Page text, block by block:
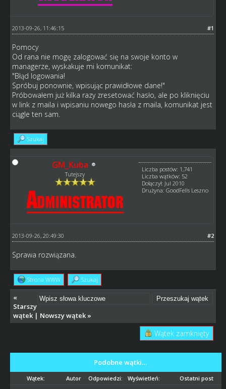
#1
2013-09-26, 11:46:15
Pomocy
Od rana nie mogę zalogować się na swoje konto w
managerze, wyskakuje mi komunikat:
"Błąd logowania!
Spróbuj ponownie, wpisując prawidłowe dane!"
Próbowałem już kilka razy zresetować hasło, ale po kliknięciu
w link z maila i wpisaniu nowego hasła z maila, komunikat jest
ciągle ten sam.
Szukaj
GM_Kuba
Tutejszy
Liczba postów: 1,741
Liczba wątków: 52
Dołączył: Jul 2010
Drużyna: GoodFells Leszno
#2
2013-09-26, 20:49:30
Sprawa rozwiązana.
Strona WWW Szukaj
«
Starszy
wątek| Nowszy wątek»
Wątek zamknięty
Podobne wątki…
Wątek: Autor Odpowiedzi: Wyświetleń: Ostatni post